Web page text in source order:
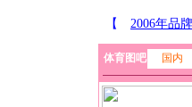
体育图吧 国内